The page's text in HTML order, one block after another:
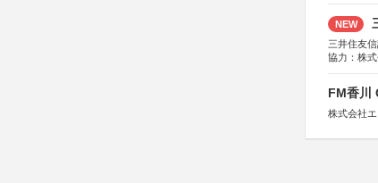
NEW
三井住友
協力：株
FM香川
株式会社エ